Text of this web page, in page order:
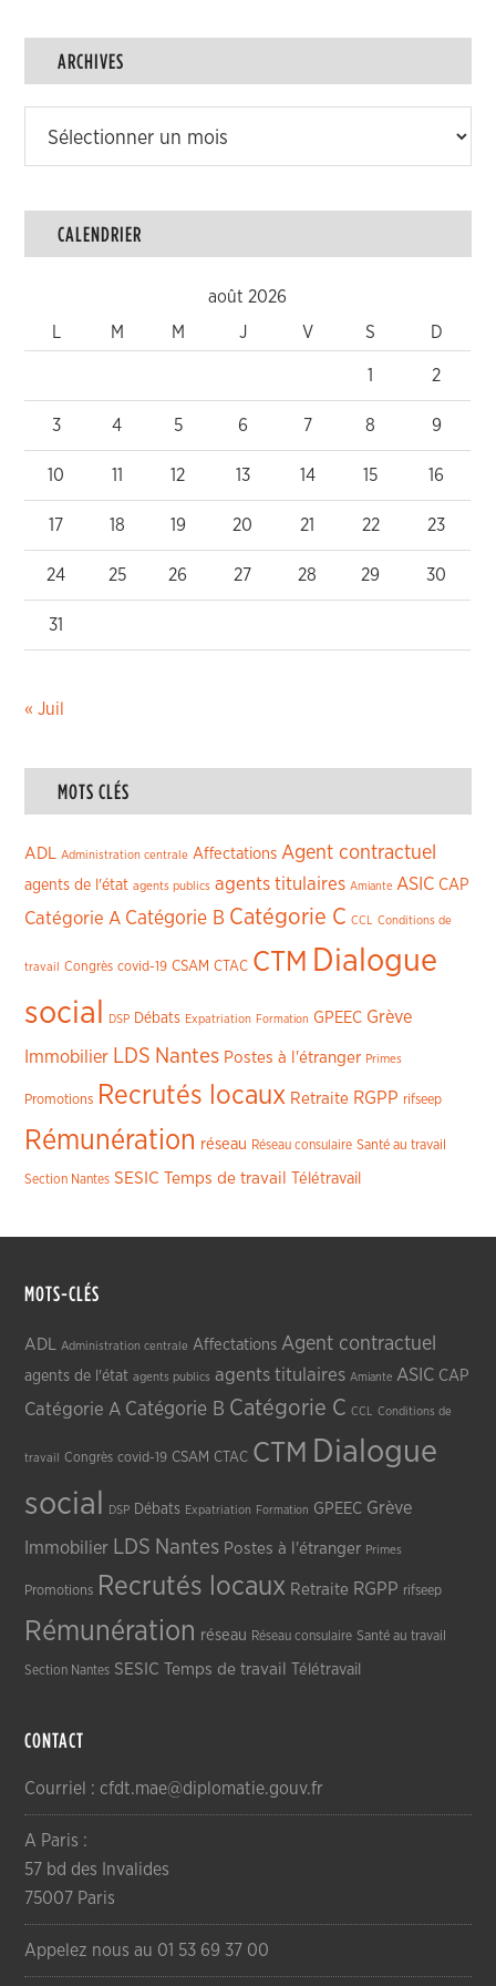
ARCHIVES
CALENDRIER
août 2026
M M J V S D
1 2
3 4 5 6 7 8 9
10 11 12 13 14 15 16
17 18 19 20 21 22 23
24 25 26 27 28 29 30
31
« Juil
MOTS CLÉS
ADL Administration centrale Affectations Agent contractuel
agents de l'état agents publics agents titulaires Amiante ASIC CAP
Catégorie A Catégorie B Catégorie C CCL Conditions de
travail Congrès covid-19 CSAM CTAC CTM Dialogue
social
DSP Débats Expatriation Formation GPEEC Grève
Immobilier LDS Nantes Postes à l'étranger Primes
Promotions Recrutés locaux Retraite RGPP rifseep
Rémunération réseau Réseau consulaire Santé au travail
Section Nantes SESIC Temps de travail Télétravail
MOTS-CLÉS
ADL Administration centrale Affectations Agent contractuel
agents de l'état agents publics agents titulaires Amiante ASIC CAP
Catégorie A Catégorie B Catégorie C CCL Conditions de
travail Congrès covid-19 CSAM CTAC CTM Dialogue
social
DSP Débats Expatriation Formation GPEEC Grève
Immobilier LDS Nantes Postes à l'étranger Primes
Promotions Recrutés locaux Retraite RGPP rifseep
Rémunération réseau Réseau consulaire Santé au travail
Section Nantes SESIC Temps de travail Télétravail
CONTACT
Courriel : cfdt.mae@diplomatie.gouv.fr
A Paris :
57 bd des Invalides
75007 Paris
Appelez nous au 01 53 69 37 00